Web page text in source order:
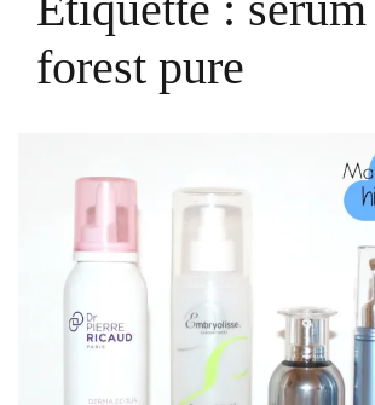
forest pure